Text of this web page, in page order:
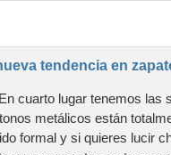
tendencia en
cuarto lugar tenemos las
metálicos están
formal y si quieres lucir